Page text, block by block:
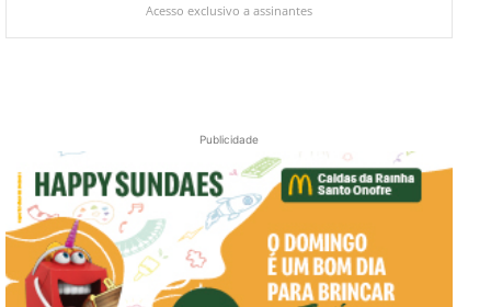
Acesso exclusivo a assinantes
Publicidade